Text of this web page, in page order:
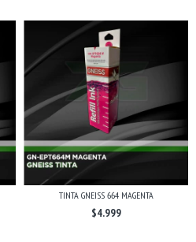
TINTA GNEISS 664 MAGENTA
$4.999